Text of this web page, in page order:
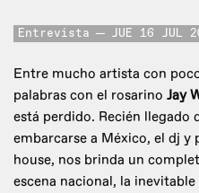
Entrevista JUE 16 JUL
Entre mucho artista con
palabras con el rosarino Jay
está perdido. Recién llegado
embarcarse a México, el dj
house, nos brinda un
escena nacional, la